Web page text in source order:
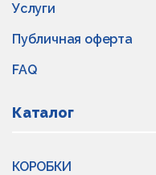
Услуги
Публичная оферта
FAQ
Каталог
КОРОБКИ